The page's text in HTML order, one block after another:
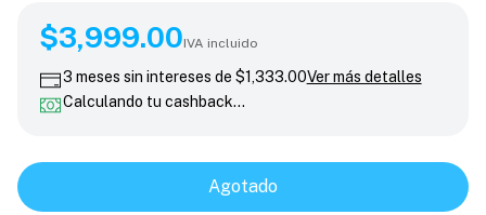
$3,999.00
$3,999.00IVA incluido
3 meses sin intereses de $1,333.00Ver más detalles
Calculando tu cashback…